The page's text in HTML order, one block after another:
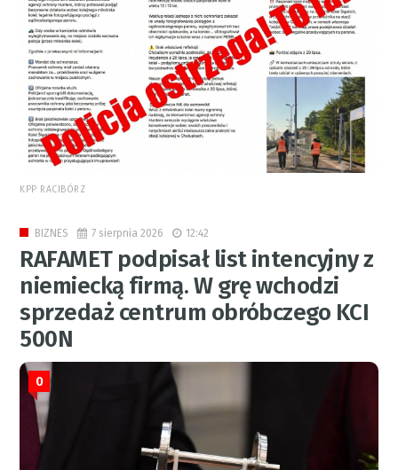
KPP RACIBÓRZ
BIZNES 7 sierpnia 2026 12:42
RAFAMET podpisał list intencyjny z
niemiecką firmą. W grę wchodzi
sprzedaż centrum obróbczego KCI
500N
0